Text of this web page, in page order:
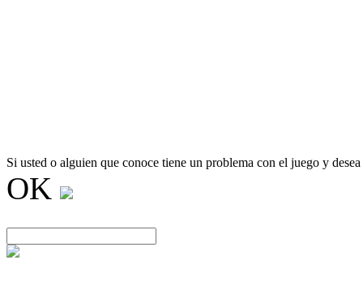
Si usted o alguien que conoce tiene un problema con el juego y
OK